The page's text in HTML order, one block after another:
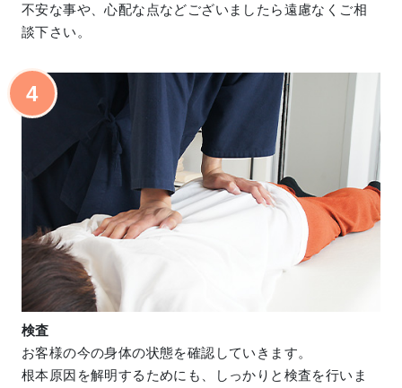
不安な事や、心配な点などございましたら遠慮なくご相
談下さい。
4
検査
お客様の今の身体の状態を確認していきます。
根本原因を解明するためにも、しっかりと検査を行いま